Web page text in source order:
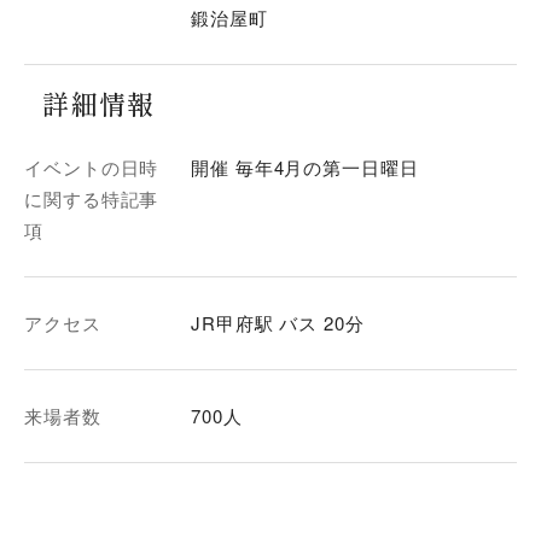
鍛治屋町
詳細情報
イベントの日時
に関する特記事
項
開催 毎年4月の第一日曜日
アクセス JR甲府駅 バス 20分
来場者数 700人